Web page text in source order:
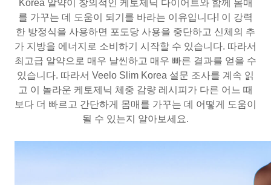
Korea 알약이 창의적인 케토제닉 다이어트와 함께 몸매
를 가꾸는 데 도움이 되기를 바라는 이유입니다! 이 강력
한 방정식을 사용하면 포도당 사용을 중단하고 신체의 추
가 지방을 에너지로 소비하기 시작할 수 있습니다. 따라서
최고급 알약으로 매우 날씬하고 매우 빠른 결과를 얻을 수
있습니다. 따라서 Veelo Slim Korea 설문 조사를 계속 읽
고 이 놀라운 케토제닉 체중 감량 레시피가 다른 어느 때
보다 더 빠르고 간단하게 몸매를 가꾸는 데 어떻게 도움이
될 수 있는지 알아보세요.